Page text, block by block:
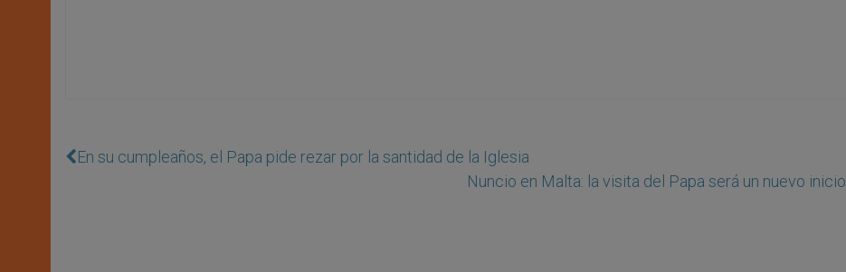
En su cumpleaños, el Papa pide rezar por la santidad de la Iglesia
Nuncio en Malta: la visita del Papa será un nuevo inicio